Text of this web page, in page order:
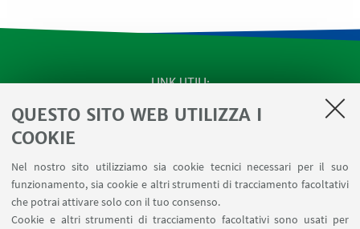
QUESTO SITO WEB UTILIZZA I
COOKIE
Nel nostro sito utilizziamo sia cookie tecnici necessari per il suo
funzionamento, sia cookie e altri strumenti di tracciamento facoltativi
che potrai attivare solo con il tuo consenso.
Cookie e altri strumenti di tracciamento facoltativi sono usati per
LINK UTILI
SEMINARI del Dipartimento
MAT info - Informazioni per gli afferenti al Dipartimento
SERVIZI ONLINE interni
Carta dei servizi